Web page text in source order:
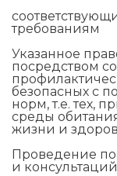
требованиям
Указанное
посредством
безопасных с
норм, т.е. тех,
среды
жизни и
Проведение
и